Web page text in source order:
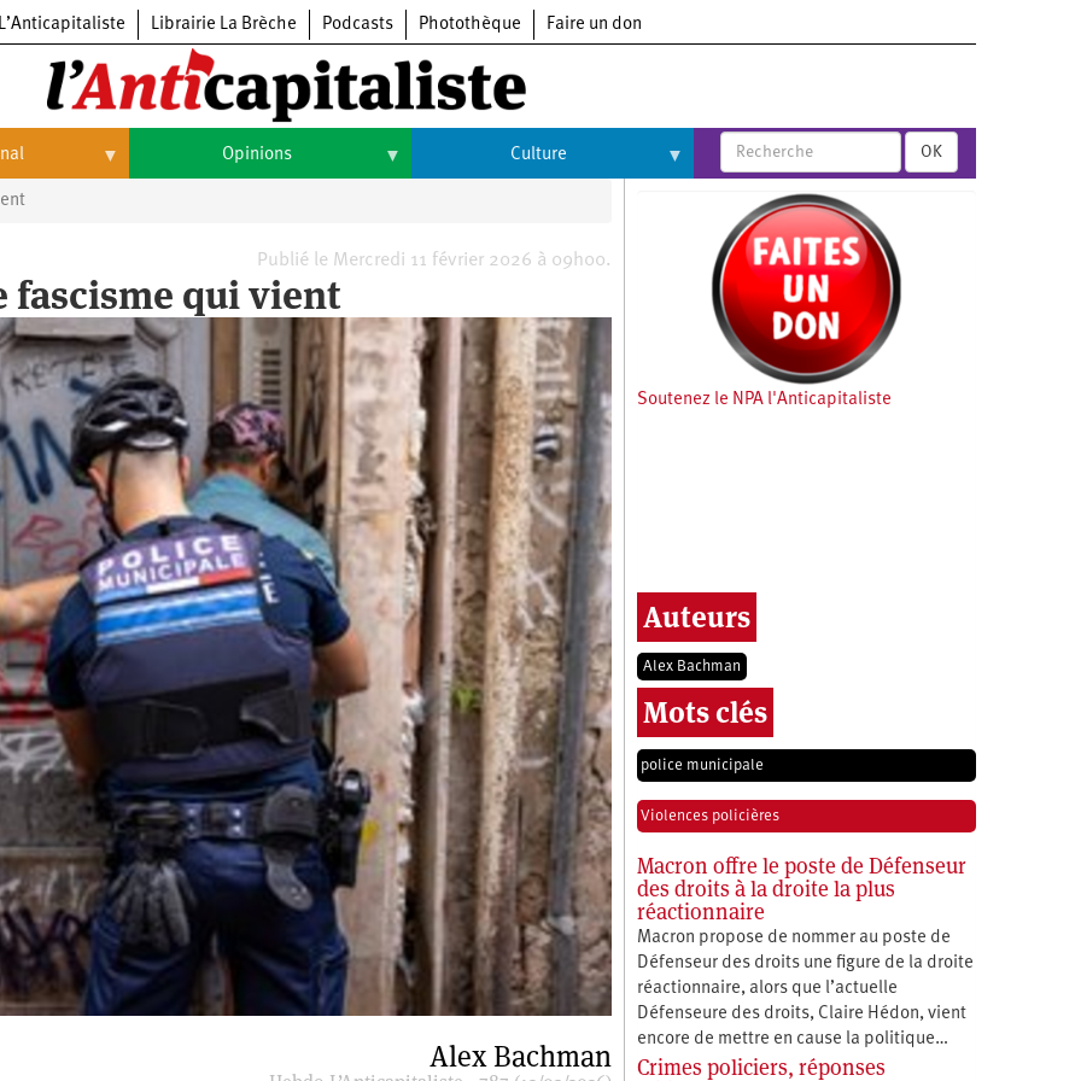
L’Anticapitaliste Librairie La Brèche Podcasts Photothèque Faire un don
Opinions Culture
Arts
Expositions
Livres
Musique
OK
Publié le Mercredi 11 février 2026 à 09h00.
fascisme qui vient
Alex Bachman
Soutenez le NPA l'Anticapitaliste
Auteurs
Alex Bachman
Mots clés
police municipale
Violences policières
Macron offre le poste de Défenseur
des droits à la droite la plus
réactionnaire
Macron propose de nommer au poste de
Défenseur des droits une figure de la droite
réactionnaire, alors que l’actuelle
Défenseure des droits, Claire Hédon, vient
encore de mettre en cause la politique…
Crimes policiers, réponses